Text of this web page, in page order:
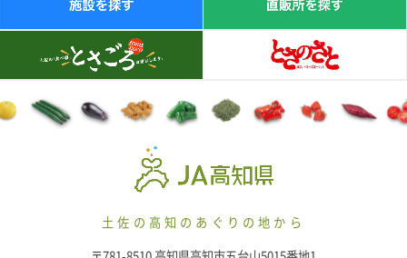
土佐の高知のあぐりの地から